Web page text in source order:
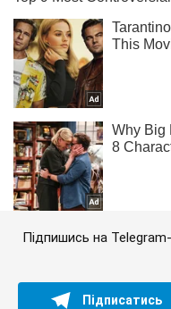
Підпишись на
Підписатись